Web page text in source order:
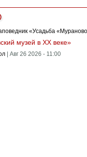
музей в XX веке»
Авг 26 2026 - 11:00